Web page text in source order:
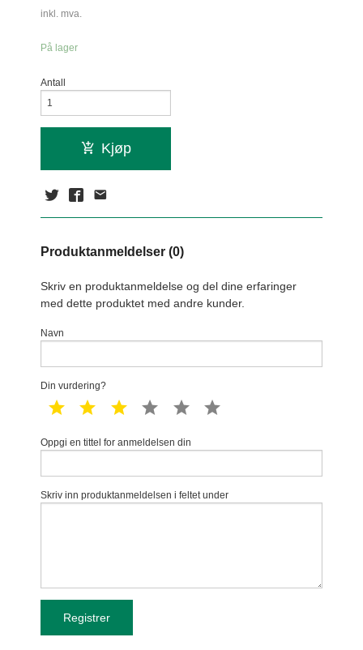
inkl. mva.
På lager
Antall
Kjøp
Produktanmeldelser (0)
Skriv en produktanmeldelse og del dine erfaringer
med dette produktet med andre kunder.
Navn
Din vurdering?
1 star 2 star 3 star 4 star 5 star
Oppgi en tittel for anmeldelsen din
Skriv inn produktanmeldelsen i feltet under